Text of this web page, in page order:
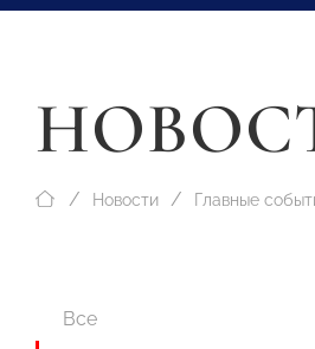
Новости Главные
Все